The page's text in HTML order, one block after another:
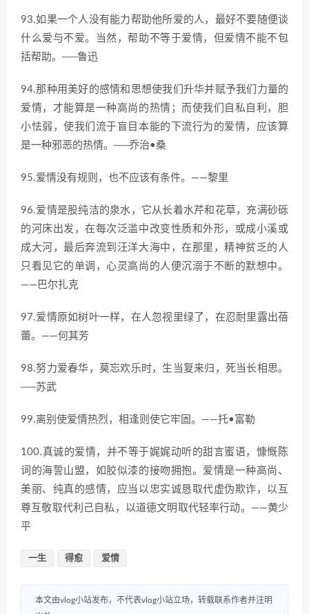
93.如果一个人没有能力帮助他所爱的人，最好不要随便谈
什么爱与不爱。当然，帮助不等于爱情，但爱情不能不包
括帮助。──鲁迅
94.那种用美好的感情和思想使我们升华并赋予我们力量的
爱情，才能算是一种高尚的热情；而使我们自私自利，胆
小怯弱，使我们流于盲目本能的下流行为的爱情，应该算
是一种邪恶的热情。──乔治•桑
95.爱情没有规则，也不应该有条件。——黎里
96.爱情是股纯洁的泉水，它从长着水芹和花草，充满砂砾
的河床出发，在每次泛滥中改变性质和外形，或成小溪或
成大河，最后奔流到汪洋大海中，在那里，精神贫乏的人
只看见它的单调，心灵高尚的人便沉溺于不断的默想中。
——巴尔扎克
97.爱情原如树叶一样，在人忽视里绿了，在忍耐里露出蓓
蕾。——何其芳
98.努力爱春华，莫忘欢乐时，生当复来归，死当长相思。
──苏武
99.离别使爱情热烈，相逢则使它牢固。——托•富勒
100.真诚的爱情，并不等于娓娓动听的甜言蜜语，慷慨陈
词的海誓山盟，如胶似漆的接吻拥抱。爱情是一种高尚、
美丽、纯真的感情，应当以忠实诚恳取代虚伪欺诈，以互
尊互敬取代利己自私，以道德文明取代轻率行动。——黄少
平
一生 得愈 爱情
本文由vlog小站发布，不代表vlog小站立场，转载联系作者并注明